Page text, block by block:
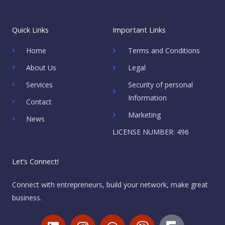
Quick Links
Home
About Us
Services
Contact
News
Important Links
Terms and Conditions
Legal
Security of personal
Information
Marketing
LICENSE NUMBER: 496
Let’s Connect!
Connect with entrepreneurs, build your network, make great
business.
L I W V M